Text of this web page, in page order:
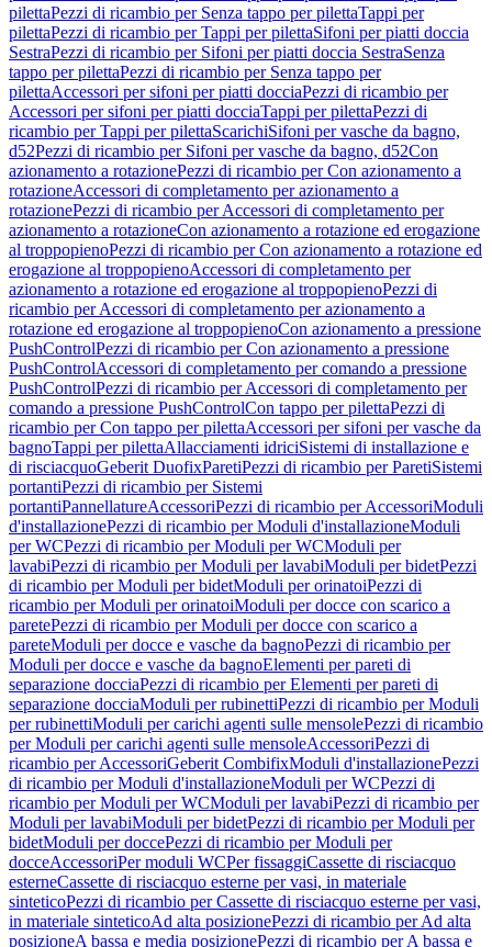
pilettaPezzi di ricambio per Senza tappo per pilettaTappi per
pilettaPezzi di ricambio per Tappi per pilettaSifoni per piatti doccia
SestraPezzi di ricambio per Sifoni per piatti doccia SestraSenza
tappo per pilettaPezzi di ricambio per Senza tappo per
pilettaAccessori per sifoni per piatti docciaPezzi di ricambio per
Accessori per sifoni per piatti docciaTappi per pilettaPezzi di
ricambio per Tappi per pilettaScarichiSifoni per vasche da bagno,
d52Pezzi di ricambio per Sifoni per vasche da bagno, d52Con
azionamento a rotazionePezzi di ricambio per Con azionamento a
rotazioneAccessori di completamento per azionamento a
rotazionePezzi di ricambio per Accessori di completamento per
azionamento a rotazioneCon azionamento a rotazione ed erogazione
al troppopienoPezzi di ricambio per Con azionamento a rotazione ed
erogazione al troppopienoAccessori di completamento per
azionamento a rotazione ed erogazione al troppopienoPezzi di
ricambio per Accessori di completamento per azionamento a
rotazione ed erogazione al troppopienoCon azionamento a pressione
PushControlPezzi di ricambio per Con azionamento a pressione
PushControlAccessori di completamento per comando a pressione
PushControlPezzi di ricambio per Accessori di completamento per
comando a pressione PushControlCon tappo per pilettaPezzi di
ricambio per Con tappo per pilettaAccessori per sifoni per vasche da
bagnoTappi per pilettaAllacciamenti idriciSistemi di installazione e
di risciacquoGeberit DuofixParetiPezzi di ricambio per ParetiSistemi
portantiPezzi di ricambio per Sistemi
portantiPannellatureAccessoriPezzi di ricambio per AccessoriModuli
d'installazionePezzi di ricambio per Moduli d'installazioneModuli
per WCPezzi di ricambio per Moduli per WCModuli per
lavabiPezzi di ricambio per Moduli per lavabiModuli per bidetPezzi
di ricambio per Moduli per bidetModuli per orinatoiPezzi di
ricambio per Moduli per orinatoiModuli per docce con scarico a
paretePezzi di ricambio per Moduli per docce con scarico a
pareteModuli per docce e vasche da bagnoPezzi di ricambio per
Moduli per docce e vasche da bagnoElementi per pareti di
separazione docciaPezzi di ricambio per Elementi per pareti di
separazione docciaModuli per rubinettiPezzi di ricambio per Moduli
per rubinettiModuli per carichi agenti sulle mensolePezzi di ricambio
per Moduli per carichi agenti sulle mensoleAccessoriPezzi di
ricambio per AccessoriGeberit CombifixModuli d'installazionePezzi
di ricambio per Moduli d'installazioneModuli per WCPezzi di
ricambio per Moduli per WCModuli per lavabiPezzi di ricambio per
Moduli per lavabiModuli per bidetPezzi di ricambio per Moduli per
bidetModuli per doccePezzi di ricambio per Moduli per
docceAccessoriPer moduli WCPer fissaggiCassette di risciacquo
esterneCassette di risciacquo esterne per vasi, in materiale
sinteticoPezzi di ricambio per Cassette di risciacquo esterne per vasi,
in materiale sinteticoAd alta posizionePezzi di ricambio per Ad alta
posizioneA bassa e media posizionePezzi di ricambio per A bassa e